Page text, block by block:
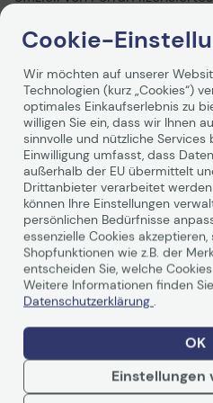
Ferrari-Rennlenkrad für GT-
Alcantara Premium-Gaming-
Scuderia Ferrari-Headsets
inspiriert.
Technische Daten
Allgemein
Cookie-
Wir möchten auf unserer
Technologien (kurz „Cookies“)
optimales Einkaufserlebnis zu
willigen Sie ein, dass wir Ihnen
sinnvolle und nützliche Services
Einwilligung umfasst, dass
außerhalb der EU übermittelt
Drittanbieter verarbeitet werden
können Ihre Einstellungen
persönlichen Bedürfnisse
essenzielle Cookies
Shopfunktionen wie z.B. der
entscheiden Sie, welche
Weitere Informationen finden
Datenschutzerklärung .
OK
Einstellungen